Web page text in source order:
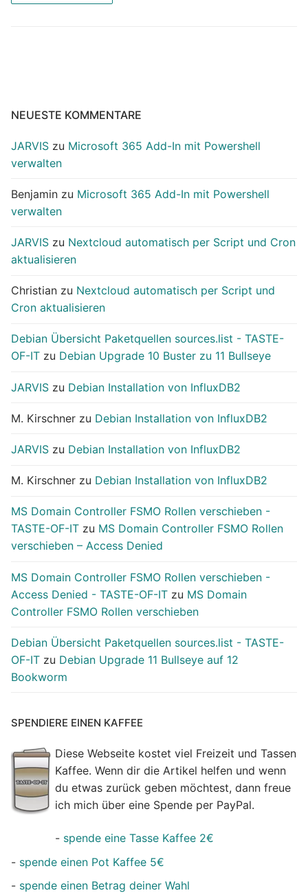
NEUESTE KOMMENTARE
JARVIS zu Microsoft 365 Add-In mit Powershell
verwalten
Benjamin zu Microsoft 365 Add-In mit Powershell
verwalten
JARVIS zu Nextcloud automatisch per Script und Cron
aktualisieren
Christian zu Nextcloud automatisch per Script und
Cron aktualisieren
Debian Übersicht Paketquellen sources.list - TASTE-
OF-IT zu Debian Upgrade 10 Buster zu 11 Bullseye
JARVIS zu Debian Installation von InfluxDB2
M. Kirschner zu Debian Installation von InfluxDB2
JARVIS zu Debian Installation von InfluxDB2
M. Kirschner zu Debian Installation von InfluxDB2
MS Domain Controller FSMO Rollen verschieben -
TASTE-OF-IT zu MS Domain Controller FSMO Rollen
verschieben – Access Denied
MS Domain Controller FSMO Rollen verschieben -
Access Denied - TASTE-OF-IT zu MS Domain
Controller FSMO Rollen verschieben
Debian Übersicht Paketquellen sources.list - TASTE-
OF-IT zu Debian Upgrade 11 Bullseye auf 12
Bookworm
SPENDIERE EINEN KAFFEE
Diese Webseite kostet viel Freizeit und Tassen
Kaffee. Wenn dir die Artikel helfen und wenn
du etwas zurück geben möchtest, dann freue
ich mich über eine Spende per PayPal.
- spende eine Tasse Kaffee 2€
- spende einen Pot Kaffee 5€
- spende einen Betrag deiner Wahl